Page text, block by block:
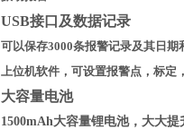
USB接口及数据记录
可以保存3000条报警记录及其日
上位机软件，可设置报警点，标定
大容量电池
1500mAh大容量锂电池，大大提